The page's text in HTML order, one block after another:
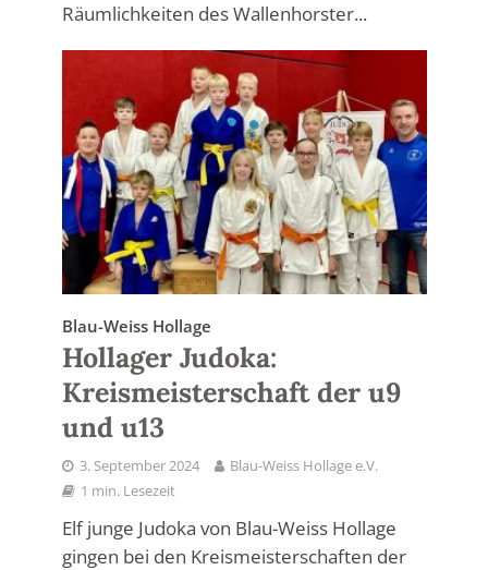
Räumlichkeiten des Wallenhorster...
Blau-Weiss Hollage
Hollager Judoka:
Kreismeisterschaft der u9
und u13
3. September 2024
Blau-Weiss Hollage e.V.
1 min. Lesezeit
Elf junge Judoka von Blau-Weiss Hollage
gingen bei den Kreismeisterschaften der